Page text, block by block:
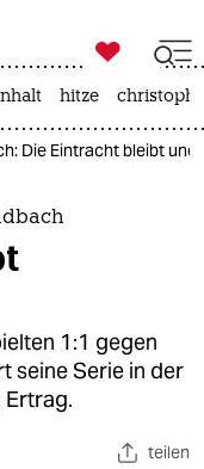

taz zahl ich
hitze
Die Eintracht bleibt
1:1 gegen
seine Serie in der
Ertrag.
teilen